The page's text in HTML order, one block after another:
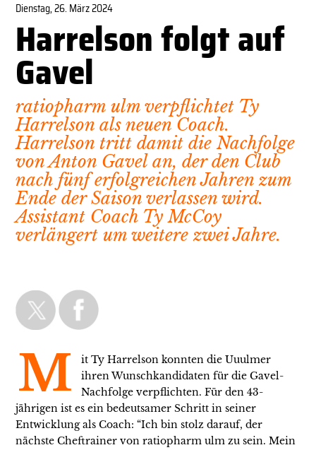
Dienstag, 26. März 2024
Harrelson folgt auf
Gavel
ratiopharm ulm verpflichtet Ty
Harrelson als neuen Coach.
Harrelson tritt damit die Nachfolge
von Anton Gavel an, der den Club
nach fünf erfolgreichen Jahren zum
Ende der Saison verlassen wird.
Assistant Coach Ty McCoy
verlängert um weitere zwei Jahre.
M
it Ty Harrelson konnten die Uuulmer
ihren Wunschkandidaten für die Gavel-
Nachfolge verpflichten. Für den 43-
jährigen ist es ein bedeutsamer Schritt in seiner
Entwicklung als Coach: “Ich bin stolz darauf, der
nächste Cheftrainer von ratiopharm ulm zu sein. Mein